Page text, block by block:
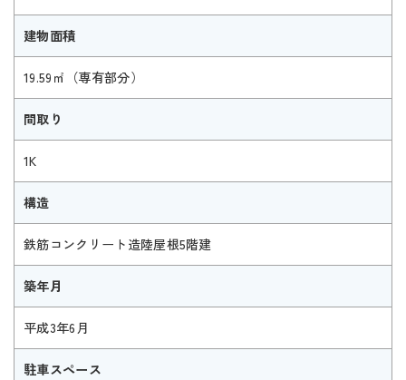
建物面積
19.59㎡（専有部分）
間取り
1K
構造
鉄筋コンクリート造陸屋根5階建
築年月
平成3年6月
駐車スペース